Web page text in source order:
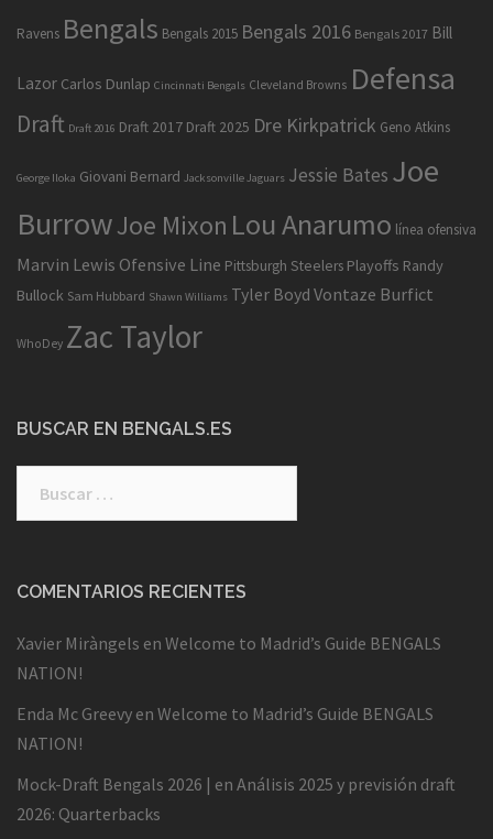
Ravens Bengals Bengals 2015 Bengals 2016 Bengals 2017 Bill
Lazor Carlos Dunlap Cincinnati Bengals Cleveland Browns Defensa
Draft Draft 2016 Draft 2017 Draft 2025 Dre Kirkpatrick Geno Atkins
George Iloka Giovani Bernard Jacksonville Jaguars Jessie Bates Joe
BurrowJoe Mixon Lou Anarumo línea ofensiva
Marvin Lewis Ofensive Line Pittsburgh Steelers Playoffs Randy
Bullock Sam Hubbard Shawn Williams Tyler Boyd Vontaze Burfict
WhoDey Zac Taylor
BUSCAR EN BENGALS.ES
COMENTARIOS RECIENTES
Xavier Miràngels en Welcome to Madrid’s Guide BENGALS
NATION!
Enda Mc Greevy en Welcome to Madrid’s Guide BENGALS
NATION!
Mock-Draft Bengals 2026 | en Análisis 2025 y previsión draft
2026: Quarterbacks